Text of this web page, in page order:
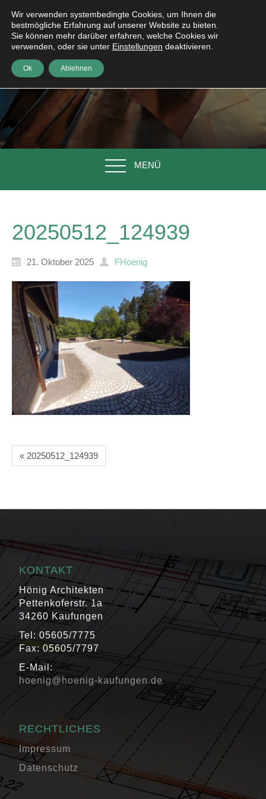
MENÜ
20250512_124939
21. Oktober 2025 FHoenig
« 20250512_124939
KONTAKT
Hönig Architekten
Pettenkoferstr. 1a
34260 Kaufungen
Tel: 05605/7775
Fax: 05605/7797
E-Mail:
hoenig@hoenig-kaufungen.de
RECHTLICHES
Impressum
Datenschutz
Wir verwenden systembedingte Cookies, um Ihnen die
bestmögliche Erfahrung auf unserer Website zu bieten.
Sie können mehr darüber erfahren, welche Cookies wir
verwenden, oder sie unter Einstellungen deaktivieren.
Ok Ablehnen